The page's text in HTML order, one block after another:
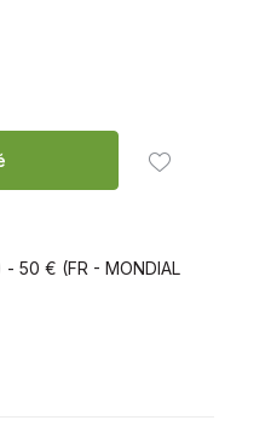
50 € (FR - MONDIAL